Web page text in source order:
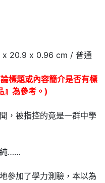
x 20.9 x 0.96 cm / 普通
標題或內容簡介是否有標
』為參考。)
，被指控的竟是一群中學
純……
參加了學力測驗，本以為